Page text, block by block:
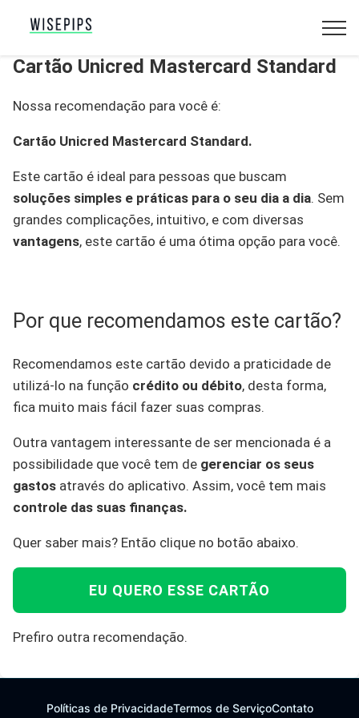
Cartão Unicred Mastercard Standard
Nossa recomendação para você é:
Cartão Unicred Mastercard Standard.
Este cartão é ideal para pessoas que buscam
soluções simples e práticas para o seu dia a dia. Sem
grandes complicações, intuitivo, e com diversas
vantagens, este cartão é uma ótima opção para você.
Por que recomendamos este cartão?
Recomendamos este cartão devido a praticidade de
utilizá-lo na função crédito ou débito, desta forma,
fica muito mais fácil fazer suas compras.
Outra vantagem interessante de ser mencionada é a
possibilidade que você tem de gerenciar os seus
gastos através do aplicativo. Assim, você tem mais
controle das suas finanças.
Quer saber mais? Então clique no botão abaixo.
EU QUERO ESSE CARTÃO
Prefiro outra recomendação.
Políticas de PrivacidadeTermos de ServiçoContato